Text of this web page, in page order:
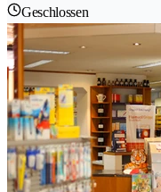
Geschlossen